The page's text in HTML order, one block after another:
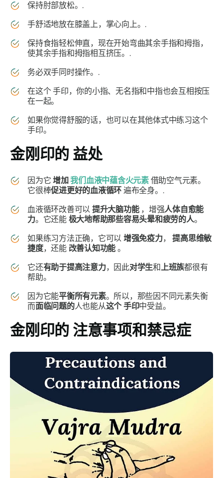
保持肘部放松。.
手舒适地放在膝盖上，掌心向上。.
保持食指轻松伸直，现在开始弯曲其余手指和拇指，
使其余手指和拇指相互挤压。.
务必双手同时操作。.
在这个手印，你的小指、无名指和中指也会互相按压
在一起。
如果你觉得舒服的话，也可以在其他体式中练习这个
手印。
金刚印的 益处
因为它增加我们血液中蕴含火元素借助空气元素。
它很棒促进更好的血液循环 遍布全身。.
血液循环改善可以 提升大脑功能，增强人体自愈能
力。它还能 极大地帮助那些容易头晕和疲劳的人。
如果练习方法正确，它可以 增强免疫力，提高思维敏
捷度，还能 改善认知功能 。
它还有助于提高注意力，因此对学生和上班族都很有
帮助。
因为它能平衡所有元素。所以，那些因不同元素失衡
而面临问题的人也能从这个手印中受益。
金刚印的 注意事项和禁忌症